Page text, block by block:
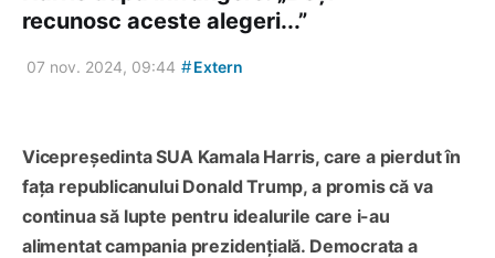
recunosc aceste alegeri...”
07 nov. 2024, 09:44 #Extern
Vicepreședinta SUA Kamala Harris, care a pierdut în
fața republicanului Donald Trump, a promis că va
continua să lupte pentru idealurile care i-au
alimentat campania prezidențială. Democrata a